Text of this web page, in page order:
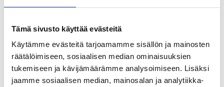
Tämä sivusto käyttää evästeitä
Käytämme evästeitä tarjoamamme sisällön ja mainosten
räätälöimiseen, sosiaalisen median ominaisuuksien
tukemiseen ja kävijämäärämme analysoimiseen. Lisäksi
jaamme sosiaalisen median, mainosalan ja analytiikka-
Jaa:
Katso myös